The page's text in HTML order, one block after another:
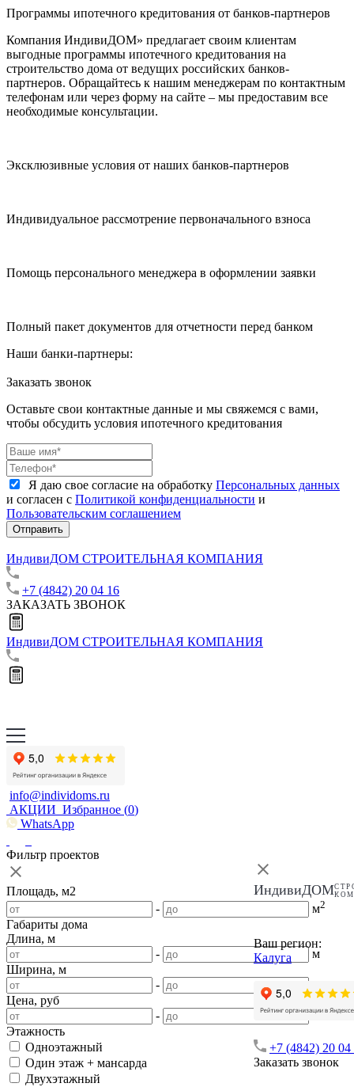
Программы ипотечного кредитования от банков-партнеров
Компания ИндивиДОМ» предлагает своим клиентам
выгодные программы ипотечного кредитования на
строительство дома от ведущих российских банков-
партнеров. Обращайтесь к нашим менеджерам по контактным
телефонам или через форму на сайте – мы предоставим все
необходимые консультации.
Эксклюзивные условия от наших банков-партнеров
Индивидуальное рассмотрение первоначального взноса
Помощь персонального менеджера в оформлении заявки
Полный пакет документов для отчетности перед банком
Наши банки-партнеры:
Заказать звонок
Оставьте свои контактные данные и мы свяжемся с вами,
чтобы обсудить условия ипотечного кредитования
Я даю свое согласие на обработку Персональных данных
и согласен с Политикой конфиденциальности и
Пользовательским соглашением
Отправить
ИндивиДОМ СТРОИТЕЛЬНАЯ КОМПАНИЯ
+7 (4842) 20 04 16
ЗАКАЗАТЬ ЗВОНОК
ИндивиДОМ СТРОИТЕЛЬНАЯ КОМПАНИЯ
info@individoms.ru
АКЦИИ Избранное (0)
WhatsApp
ИндивиДОМ
Ваш регион:
Калуга
+7 (4842) 20 04
Заказать звонок
Фильтр проектов
Площадь, м2
-
м2
Габариты дома
Длина, м
-
м
Ширина, м
-
Цена, руб
-
Этажность
Одноэтажный
Один этаж + мансарда
Двухэтажный